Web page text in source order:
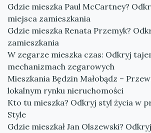
Gdzie mieszka Paul McCartney?
miejsca zamieszkania
Gdzie mieszka Renata Przemyk?
zamieszkania
W zegarze mieszka czas: Odkryj
mechanizmach zegarowych
Mieszkania Będzin Małobądz –
lokalnym rynku nieruchomości
Kto tu mieszka? Odkryj styl życia w
Style
Gdzie mieszkał Jan Olszewski?